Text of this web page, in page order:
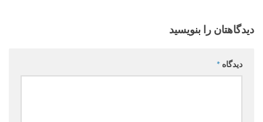
دیدگاهتان را بنویسید
دیدگاه *